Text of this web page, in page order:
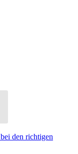
den richtigen